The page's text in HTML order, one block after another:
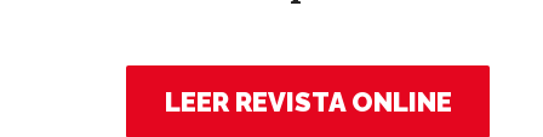
LEER REVISTA ONLINE